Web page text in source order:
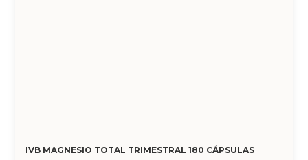
IVB MAGNESIO TOTAL TRIMESTRAL 180 CÁPSULAS